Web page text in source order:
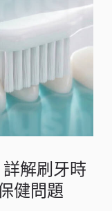
解刷牙時
健問題